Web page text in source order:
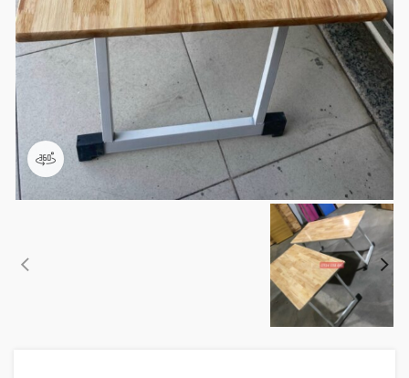
360 product view